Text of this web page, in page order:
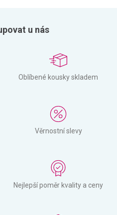
u nás
Oblíbené kousky skladem
Věrnostní slevy
Nejlepší poměr kvality a ceny